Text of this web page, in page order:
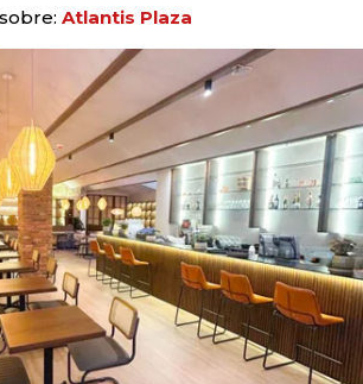
Atlantis Plaza